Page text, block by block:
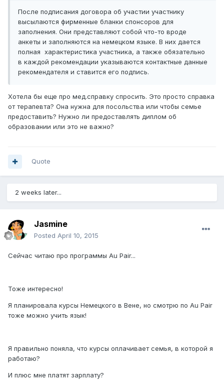
После подписания договора об участии участнику
высылаются фирменные бланки спонсоров для
заполнения. Они представляют собой что-то вроде
анкеты и заполняются на немецком языке. В них дается
полная характеристика участника, а также обязательно
в каждой рекомендации указываются контактные данные
рекомендателя и ставится его подпись.
Хотела бы еще про мед.справку спросить. Это просто справка
от терапевта? Она нужна для посольства или чтобы семье
предоставить? Нужно ли предоставлять диплом об
образовании или это не важно?
Quote
2 weeks later...
Jasmine
Posted April 10, 2015
Сейчас читаю про программы Au Pair...
Тоже интересно!
Я планировала курсы Немецкого в Вене, но смотрю по Au Pair
тоже можно учить язык!
Я правильно поняла, что курсы оплачивает семья, в которой я
работаю?
И плюс мне платят зарплату?